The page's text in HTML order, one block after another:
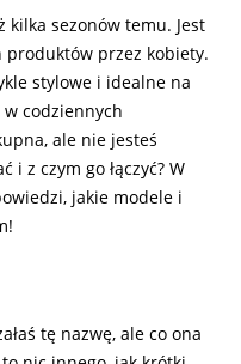
kilka sezonów temu. Jest
przez kobiety.
stylowe i idealne na
codziennych
ale nie jesteś
i z czym go łączyć? W
jakie modele i
tę nazwę, ale co ona